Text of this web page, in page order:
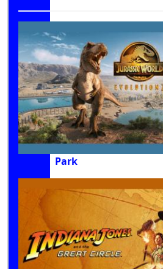
Park